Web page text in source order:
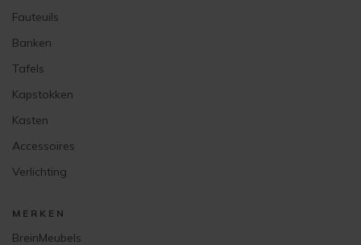
Fauteuils
Banken
Tafels
Kapstokken
Kasten
Accessoires
Verlichting
MERKEN
BreinMeubels